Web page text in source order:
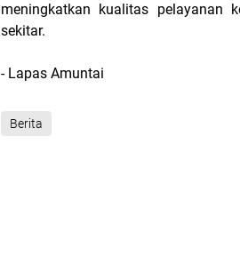
meningkatkan kualitas pelayanan
sekitar.
- Lapas Amuntai
Berita